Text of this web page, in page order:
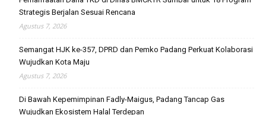
Strategis Berjalan Sesuai Rencana
Agustus 7, 2026
Semangat HJK ke-357, DPRD dan Pemko Padang Perkuat Kolaborasi
Wujudkan Kota Maju
Agustus 7, 2026
Di Bawah Kepemimpinan Fadly-Maigus, Padang Tancap Gas
Wujudkan Ekosistem Halal Terdepan